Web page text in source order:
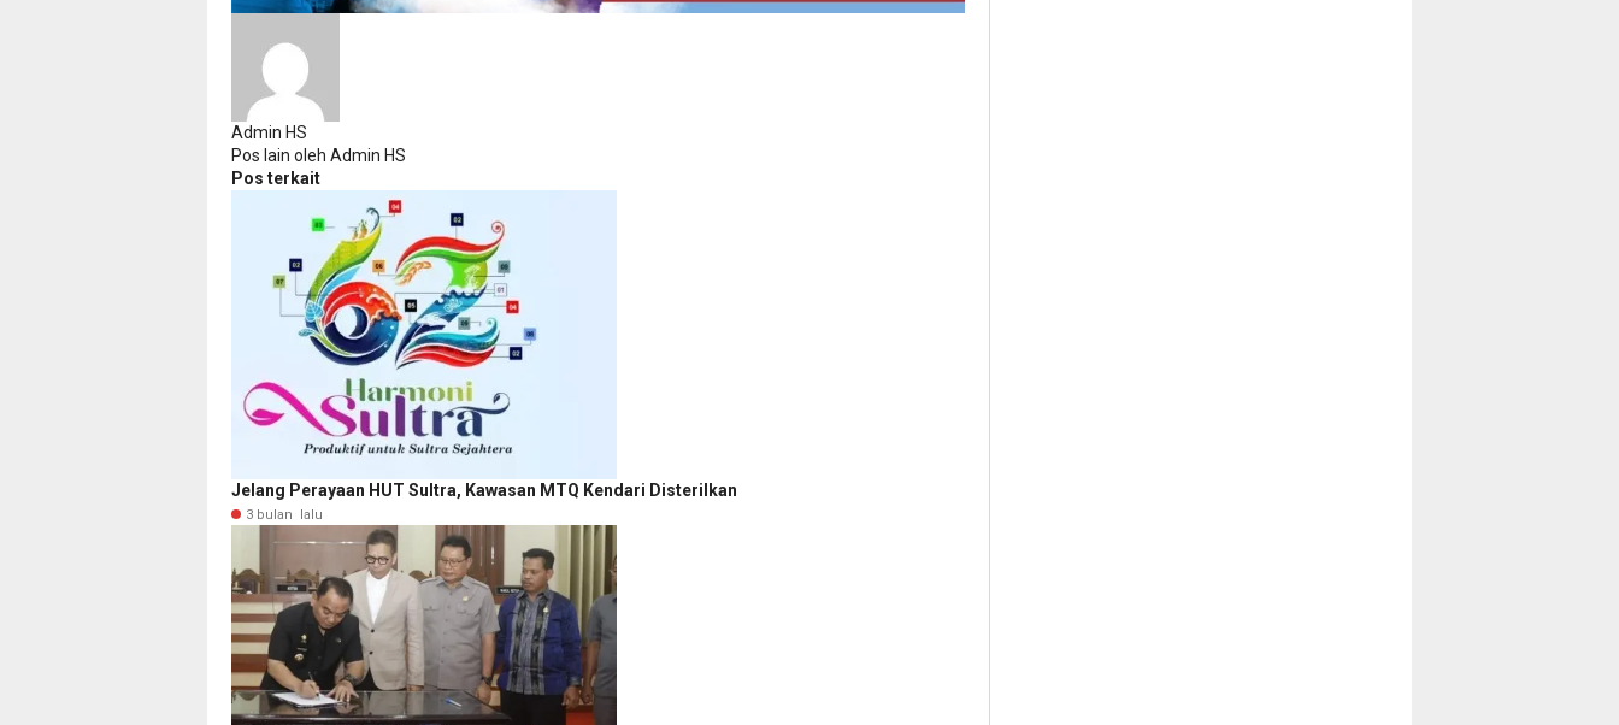
Admin HS
Pos lain oleh Admin HS
Pos terkait
Jelang Perayaan HUT Sultra, Kawasan MTQ Kendari Disterilkan
3 bulan lalu